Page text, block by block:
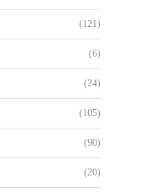
(121)
(6)
(24)
(105)
(90)
(20)